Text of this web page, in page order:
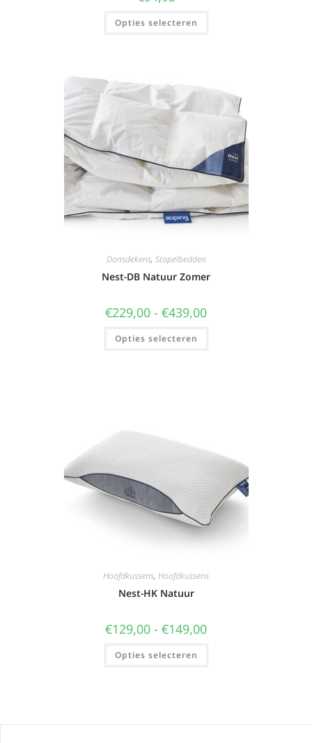
Opties selecteren
Donsdekens, Stapelbedden
Nest-DB Natuur Zomer
€229,00 - €439,00
Opties selecteren
Hoofdkussens, Hoofdkussens
Nest-HK Natuur
€129,00 - €149,00
Opties selecteren